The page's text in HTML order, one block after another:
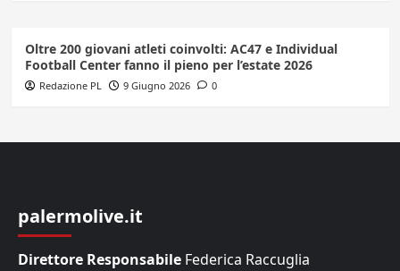
Oltre 200 giovani atleti coinvolti: AC47 e Individual
Football Center fanno il pieno per l’estate 2026
Redazione PL 9 Giugno 2026 0
palermolive.it
Direttore Responsabile Federica Raccuglia